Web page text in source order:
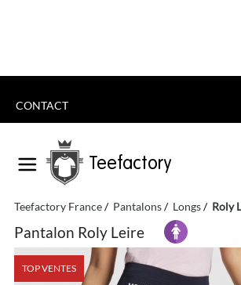
CONTACT
Teefactory
Teefactory France Pantalons Longs Roly
Pantalon Roly Leire
TOP VENTES